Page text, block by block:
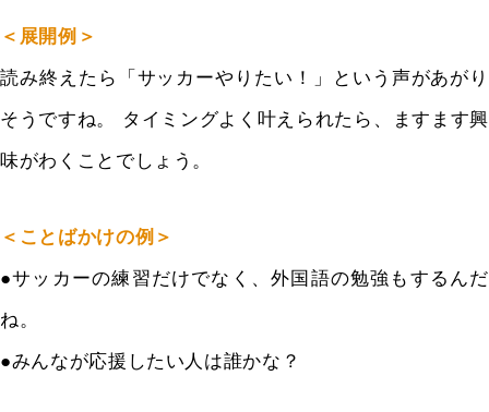
＜展開例＞
読み終えたら「サッカーやりたい！」という声があがり
そうですね。
タイミングよく叶えられたら、ますます興
味がわくことでしょう。
＜ことばかけの例＞
●サッカーの練習だけでなく、外国語の勉強もするんだ
ね。
●みんなが応援したい人は誰かな？